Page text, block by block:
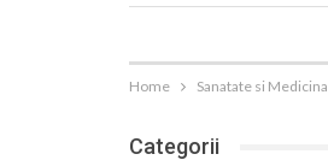
Home Sanatate si Medicina
Categorii